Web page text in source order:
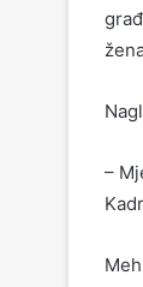
–